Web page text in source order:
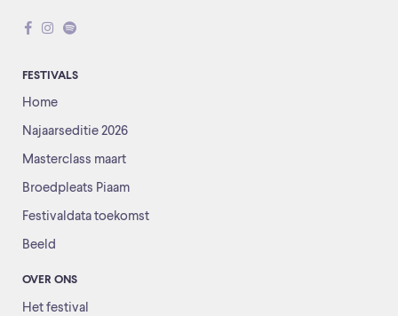
FESTIVALS
Home
Najaarseditie 2026
Masterclass maart
Broedpleats Piaam
Festivaldata toekomst
Beeld
OVER ONS
Het festival